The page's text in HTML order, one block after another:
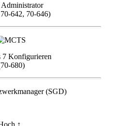
Administrator
642, 70-646)
7 Konfigurieren
680)
(SGD)
↑